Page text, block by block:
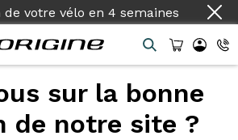
de votre vélo en 4 semaines
sur la bonne
de notre site ?